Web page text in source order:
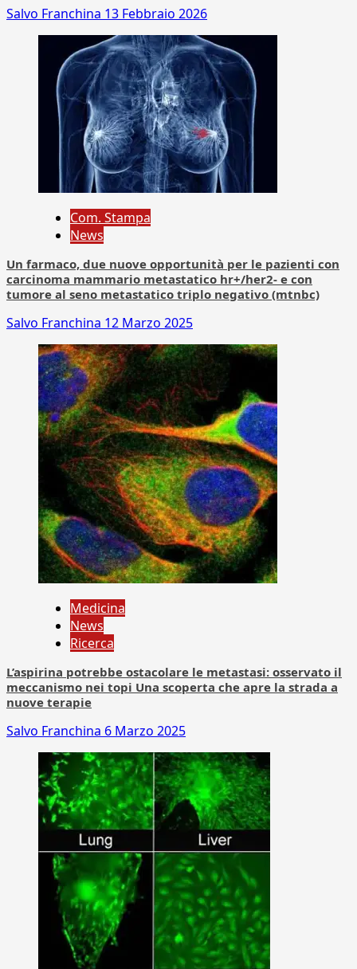
Salvo Franchina 13 Febbraio 2026
Com. Stampa
News
Un farmaco, due nuove opportunità per le pazienti con
carcinoma mammario metastatico hr+/her2- e con
tumore al seno metastatico triplo negativo (mtnbc)
Salvo Franchina 12 Marzo 2025
Medicina
News
Ricerca
L’aspirina potrebbe ostacolare le metastasi: osservato il
meccanismo nei topi Una scoperta che apre la strada a
nuove terapie
Salvo Franchina 6 Marzo 2025